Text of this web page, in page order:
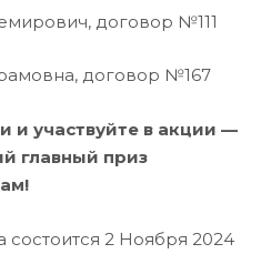
договор №111
договор №167
и участвуйте в акции —
главный приз
2 Ноября 2024